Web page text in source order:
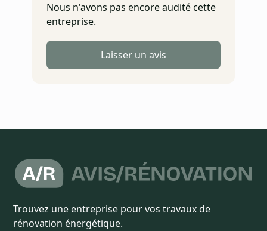
Nous n'avons pas encore audité cette
entreprise.
Laisser un avis
Trouvez une entreprise pour vos travaux de
rénovation énergétique.